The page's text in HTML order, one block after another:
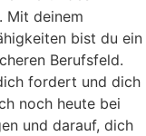
Mit deinem
bist du ein
Berufsfeld.
fordert und dich
noch heute bei
und darauf, dich